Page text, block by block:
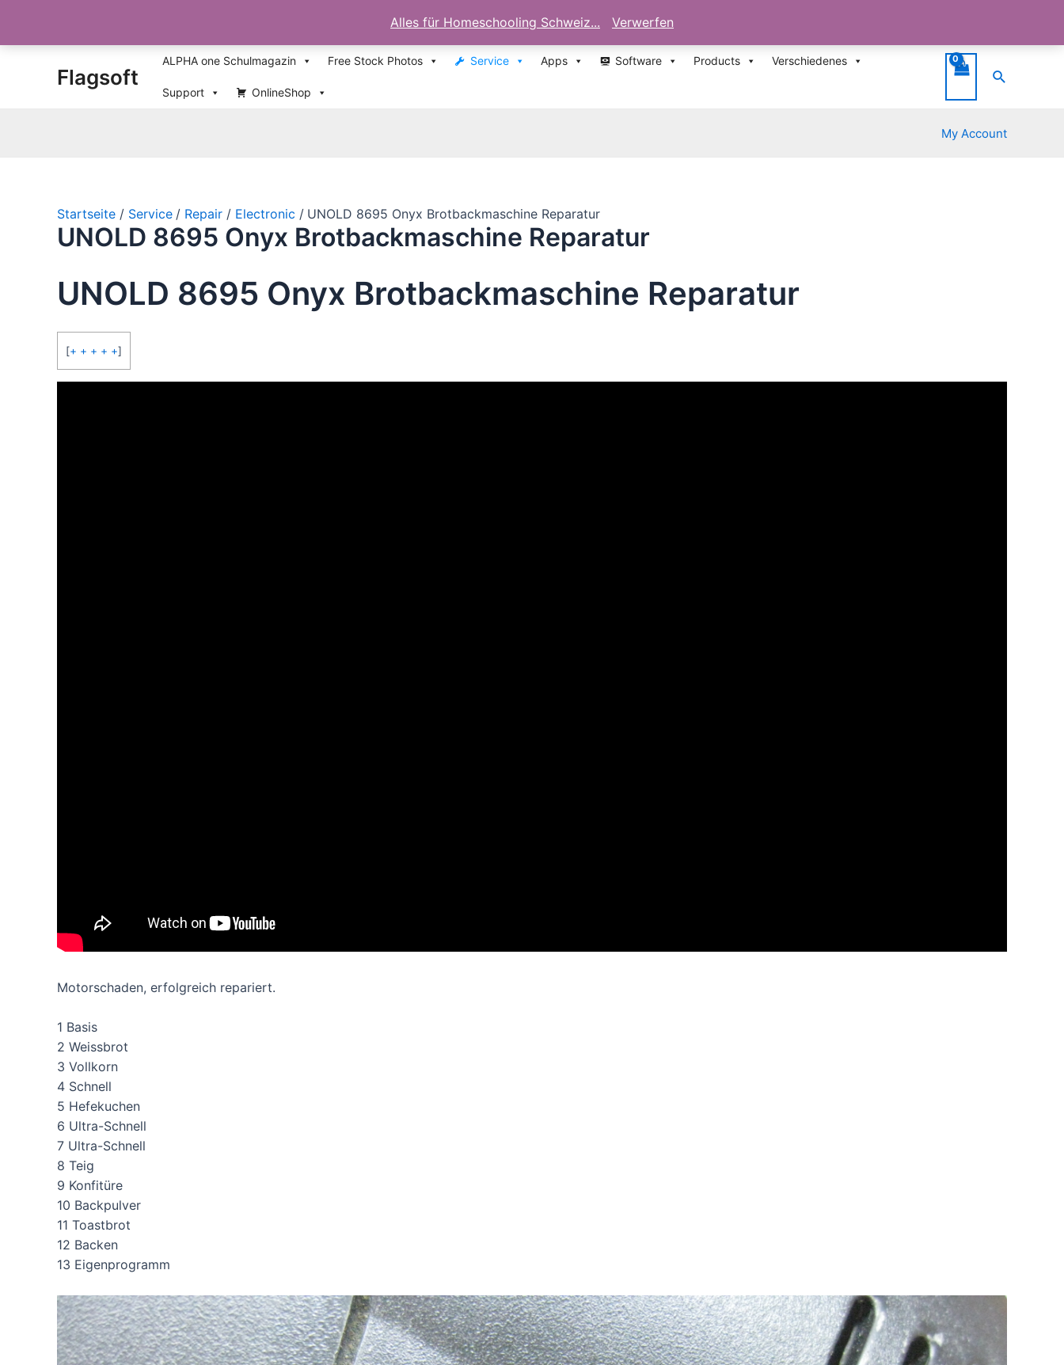
Alles für Homeschooling Schweiz...
Verwerfen
Flagsoft
ALPHA one Schulmagazin Free Stock Photos Service Apps Software Products Verschiedenes
Support OnlineShop
Suche
My Account
Startseite Service Repair Electronic UNOLD 8695 Onyx Brotbackmaschine Reparatur
UNOLD 8695 Onyx Brotbackmaschine Reparatur
UNOLD 8695 Onyx Brotbackmaschine Reparatur
[+ + + + +]
Motorschaden, erfolgreich repariert.
1 Basis
2 Weissbrot
3 Vollkorn
4 Schnell
5 Hefekuchen
6 Ultra-Schnell
7 Ultra-Schnell
8 Teig
9 Konfitüre
10 Backpulver
11 Toastbrot
12 Backen
13 Eigenprogramm